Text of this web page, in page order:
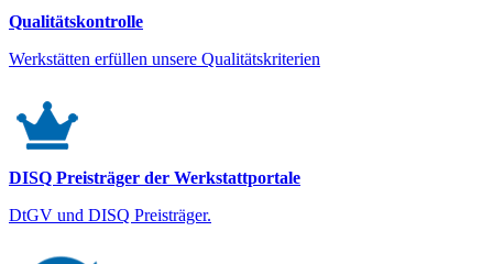
Qualitätskontrolle
Werkstätten erfüllen unsere Qualitätskriterien
DISQ Preisträger der Werkstattportale
DtGV und DISQ Preisträger.